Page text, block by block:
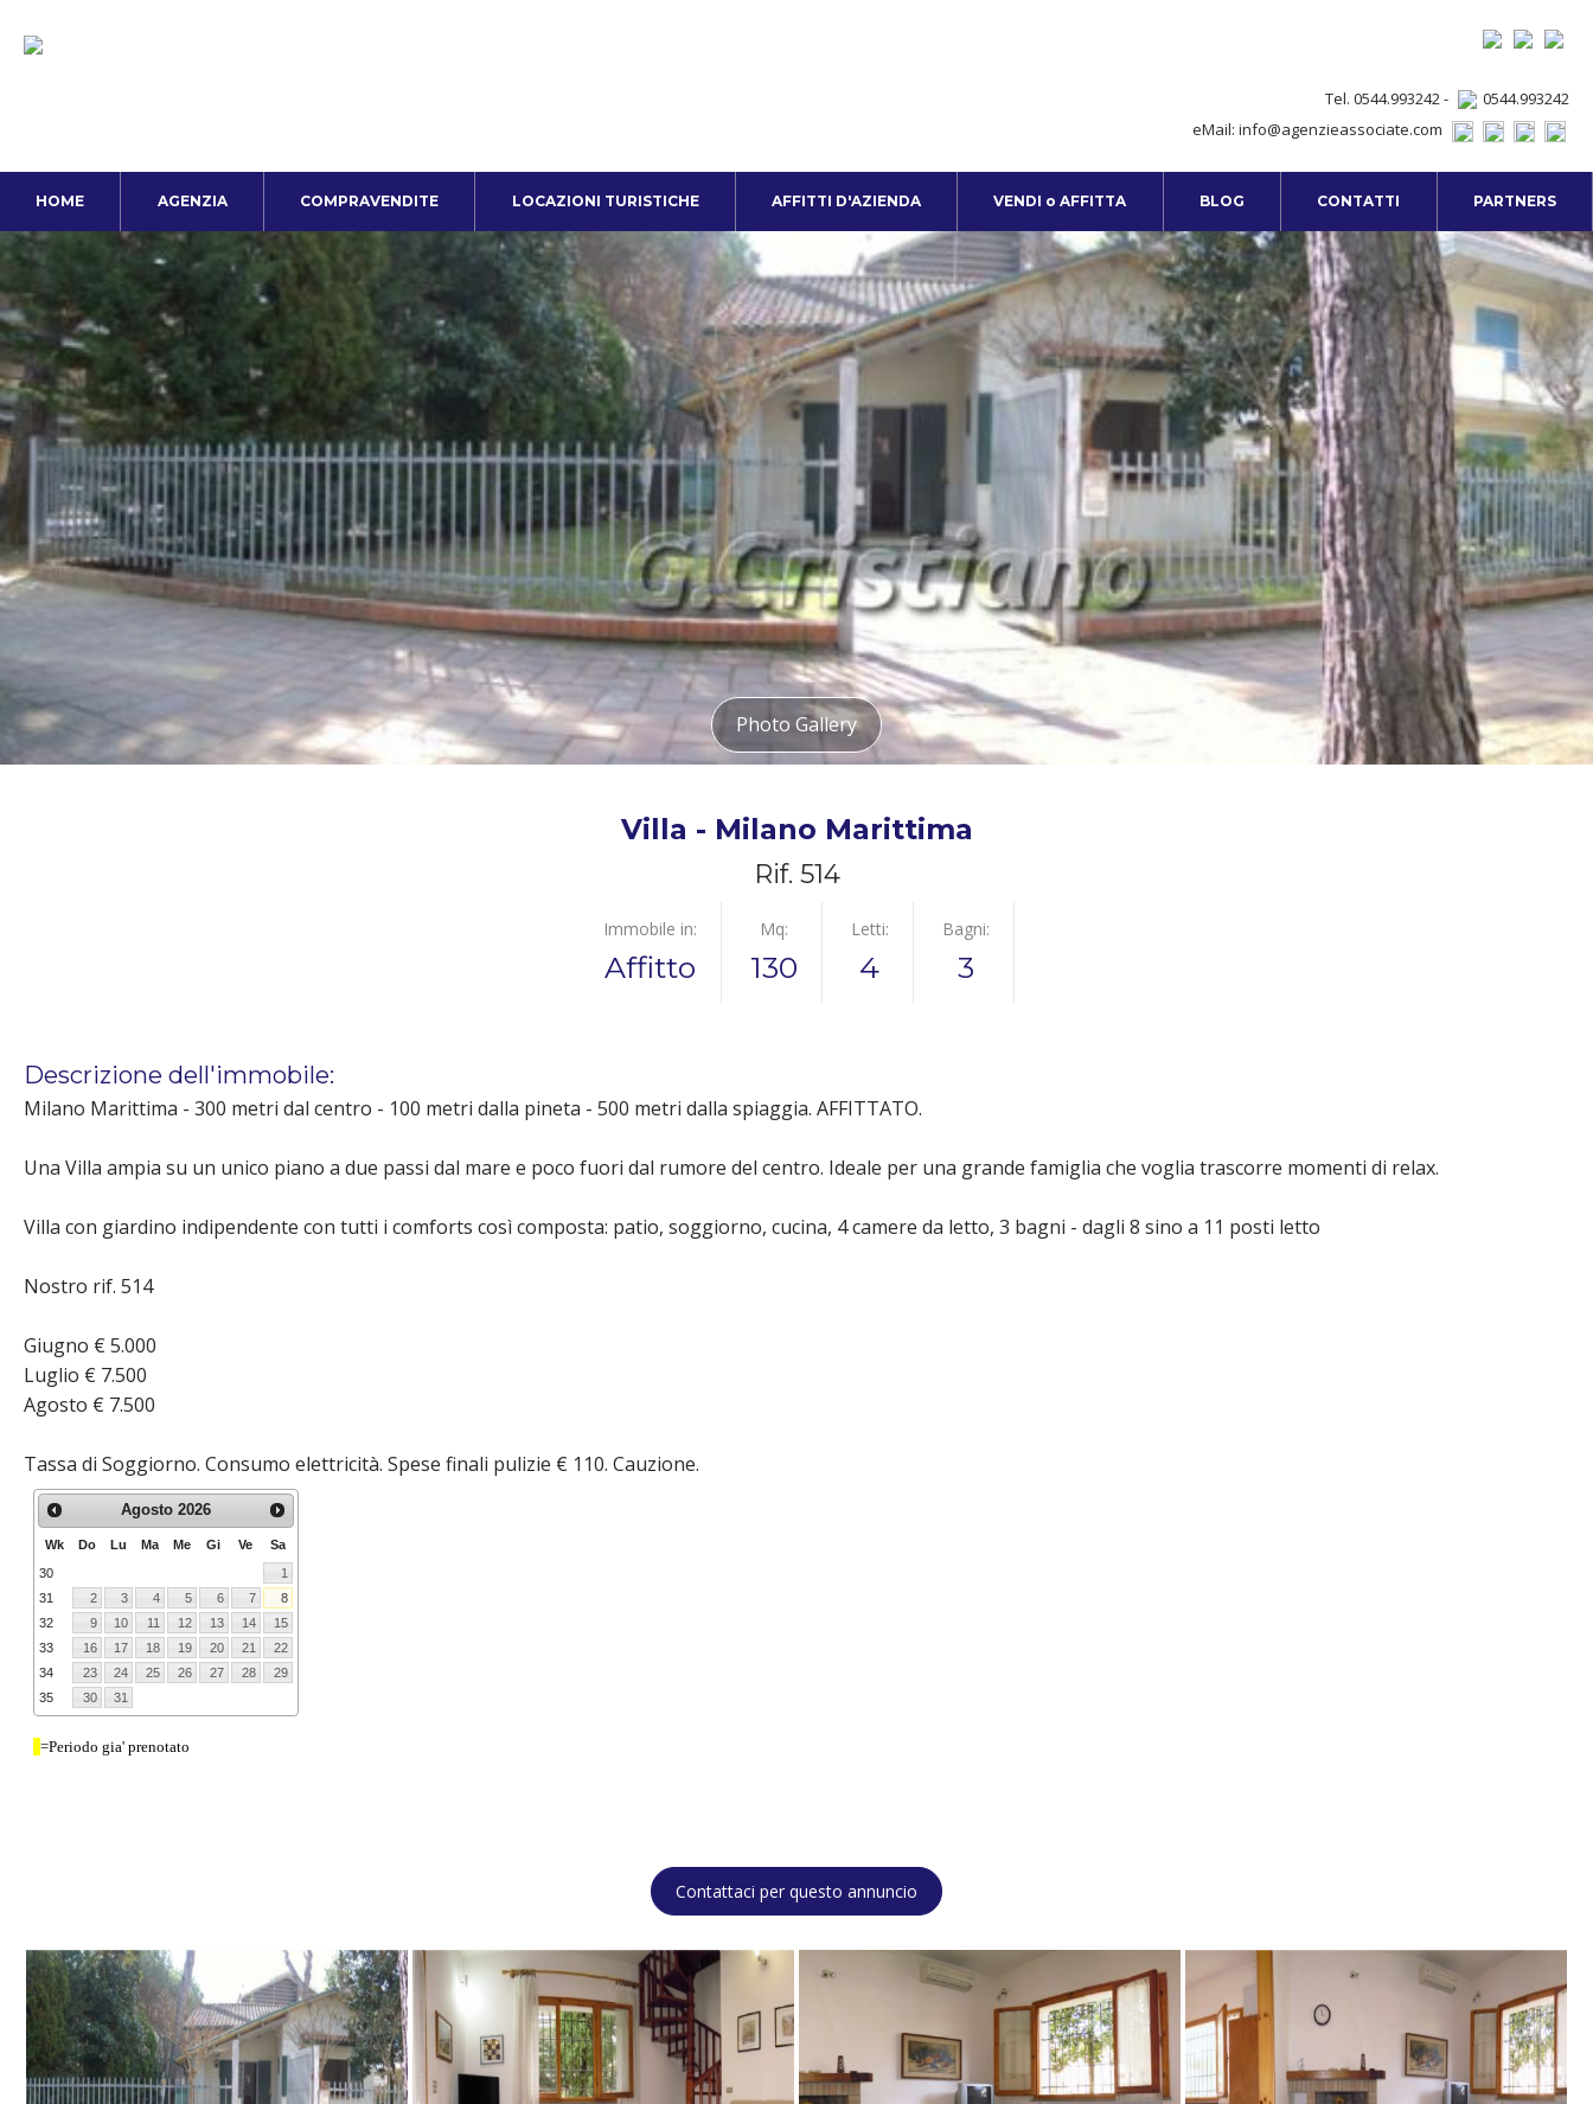
Tel. 0544.993242 -
0544.993242
eMail: info@agenzieassociate.com
HOME AGENZIA COMPRAVENDITE LOCAZIONI TURISTICHE AFFITTI D'AZIENDA VENDI o AFFITTA BLOG CONTATTI PARTNERS
Photo Gallery
Villa - Milano Marittima
Rif. 514
Immobile in:
Affitto
Mq:
130
Letti:
4
Bagni:
3
Descrizione dell'immobile:
Milano Marittima - 300 metri dal centro - 100 metri dalla pineta - 500 metri dalla spiaggia. AFFITTATO.
Una Villa ampia su un unico piano a due passi dal mare e poco fuori dal rumore del centro. Ideale per una grande famiglia che voglia trascorre momenti di relax.
Villa con giardino indipendente con tutti i comforts così composta: patio, soggiorno, cucina, 4 camere da letto, 3 bagni - dagli 8 sino a 11 posti letto
Nostro rif. 514
Giugno € 5.000
Luglio € 7.500
Agosto € 7.500
Tassa di Soggiorno. Consumo elettricità. Spese finali pulizie € 110. Cauzione.
Contattaci per questo annuncio